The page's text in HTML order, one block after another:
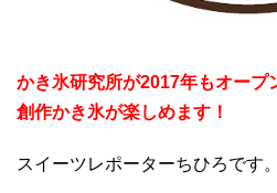
かき氷研究所が2017年もオープ
創作かき氷が楽しめます！
スイーツレポーターちひろです。